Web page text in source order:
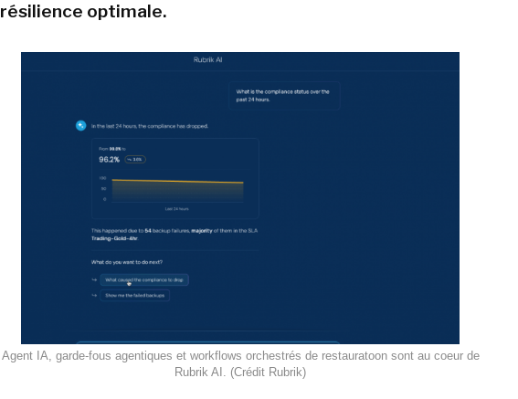
résilience optimale.
Agent IA, garde-fous agentiques et workflows orchestrés de restauratoon sont au coeur de
Rubrik AI. (Crédit Rubrik)